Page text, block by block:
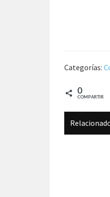
Categorías:
0
COMPARTIR